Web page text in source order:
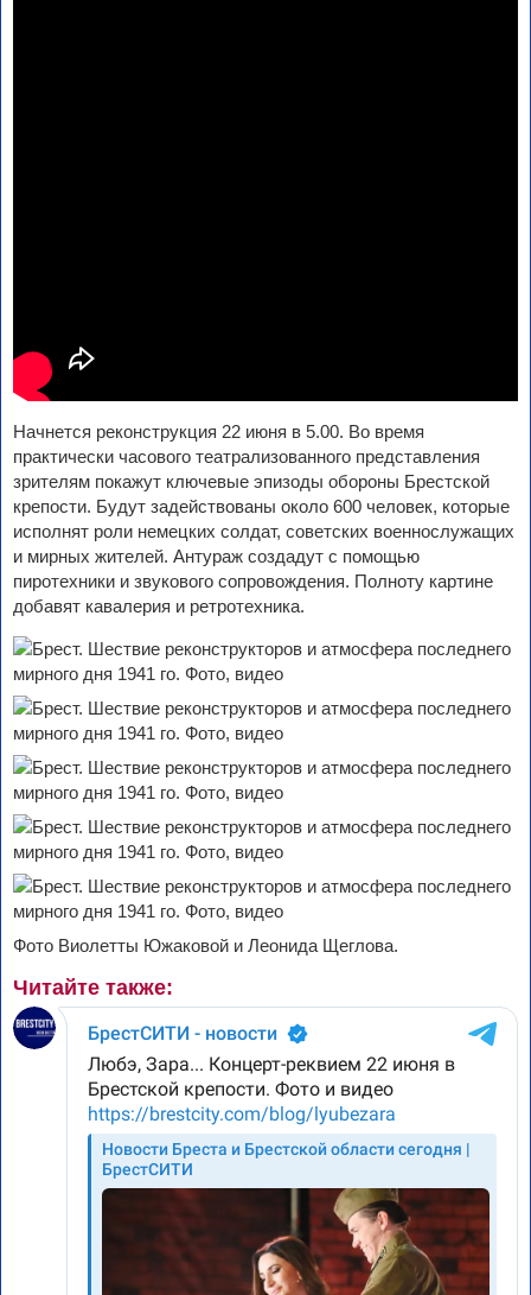
Начнется реконструкция 22 июня в 5.00. Во время
практически часового театрализованного представления
зрителям покажут ключевые эпизоды обороны Брестской
крепости. Будут задействованы около 600 человек, которые
исполнят роли немецких солдат, советских военнослужащих
и мирных жителей. Антураж создадут с помощью
пиротехники и звукового сопровождения. Полноту картине
добавят кавалерия и ретротехника.
Фото Виолетты Южаковой и Леонида Щеглова.
Читайте также: